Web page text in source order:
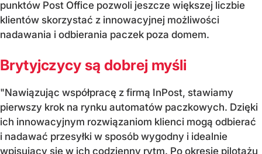
punktów Post Office pozwoli jeszcze większej liczbie
klientów skorzystać z innowacyjnej możliwości
nadawania i odbierania paczek poza domem.
Brytyjczycy są dobrej myśli
"Nawiązując współpracę z firmą InPost, stawiamy
pierwszy krok na rynku automatów paczkowych. Dzięki
ich innowacyjnym rozwiązaniom klienci mogą odbierać
i nadawać przesyłki w sposób wygodny i idealnie
wpisujący się w ich codzienny rytm. Po okresie pilotażu